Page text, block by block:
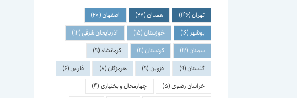
تهران (146) همدان (27) اصفهان (20)
بوشهر (16) خوزستان (15) آذربایجان شرقی (12)
سمنان (12) کردستان (11) کرمانشاه (9)
گلستان (9) قزوین (9) هرمزگان (8) فارس (6)
خراسان رضوی (5) چهارمحال و بختیاری (4)